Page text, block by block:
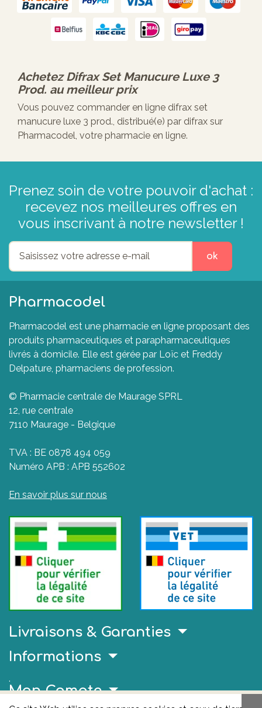
AchetezDifrax Set Manucure Luxe 3
Prod. au meilleur prix
Vous pouvez commander en ligne difrax set
manucure luxe 3 prod., distribué(e) par difrax sur
Pharmacodel, votre pharmacie en ligne.
Prenez soin de votre pouvoir d'achat :
recevez nos meilleures offres en
vous inscrivant à notre newsletter !
ok
Pharmacodel
Pharmacodel est une pharmacie en ligne proposant des
produits pharmaceutiques et parapharmaceutiques
livrés à domicile. Elle est gérée par Loïc et Freddy
Delpature, pharmaciens de profession.
© Pharmacie centrale de Maurage SPRL
12, rue centrale
7110 Maurage - Belgique
TVA : BE 0878 494 059
Numéro APB : APB 552602
En savoir plus sur nous
Livraisons & Garanties
Informations
.
Mon Compte